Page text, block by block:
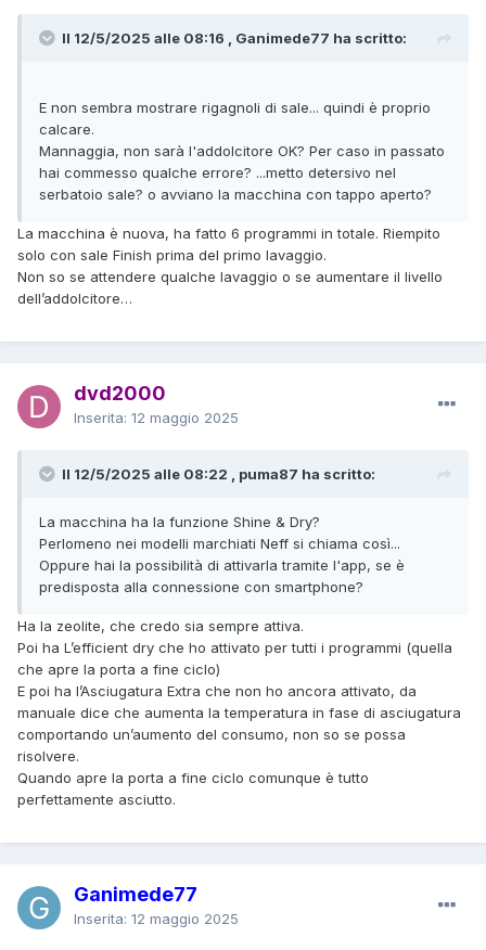
Il 12/5/2025 alle 08:16 , Ganimede77 ha scritto:
E non sembra mostrare rigagnoli di sale... quindi è proprio
calcare.
Mannaggia, non sarà l'addolcitore OK? Per caso in passato
hai commesso qualche errore? ...metto detersivo nel
serbatoio sale? o avviano la macchina con tappo aperto?
La macchina è nuova, ha fatto 6 programmi in totale. Riempito
solo con sale Finish prima del primo lavaggio.
Non so se attendere qualche lavaggio o se aumentare il livello
dell’addolcitore…
dvd2000
Inserita: 12 maggio 2025
Il 12/5/2025 alle 08:22 , puma87 ha scritto:
La macchina ha la funzione Shine & Dry?
Perlomeno nei modelli marchiati Neff si chiama così...
Oppure hai la possibilità di attivarla tramite l'app, se è
predisposta alla connessione con smartphone?
Ha la zeolite, che credo sia sempre attiva.
Poi ha L’efficient dry che ho attivato per tutti i programmi (quella
che apre la porta a fine ciclo)
E poi ha l’Asciugatura Extra che non ho ancora attivato, da
manuale dice che aumenta la temperatura in fase di asciugatura
comportando un’aumento del consumo, non so se possa
risolvere.
Quando apre la porta a fine ciclo comunque è tutto
perfettamente asciutto.
Ganimede77
Inserita: 12 maggio 2025